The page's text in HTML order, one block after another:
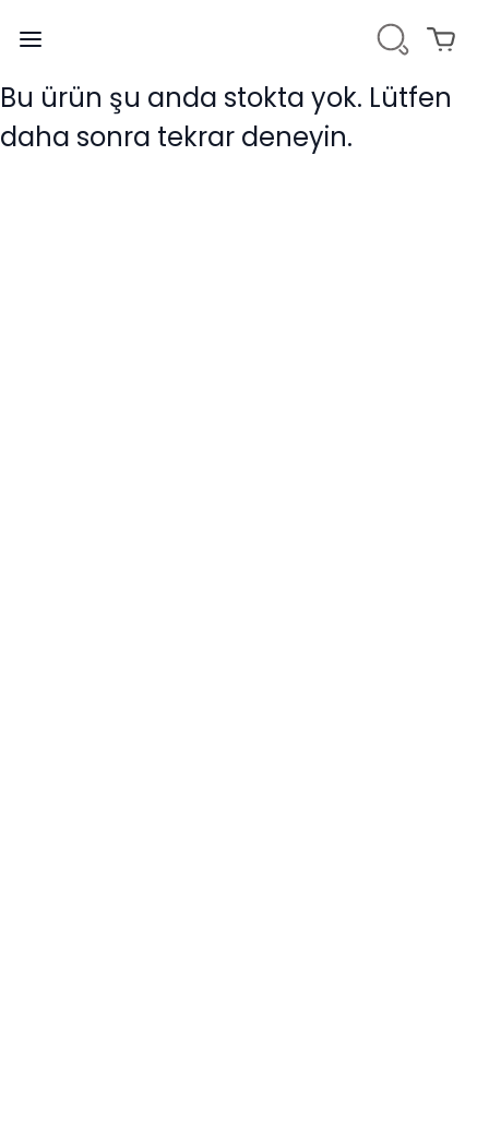
Bu ürün şu anda stokta yok. Lütfen
daha sonra tekrar deneyin.